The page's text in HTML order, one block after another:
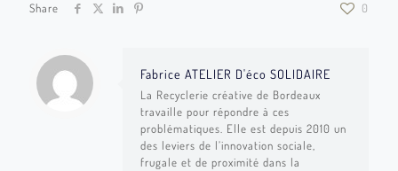
Share 0
Fabrice ATELIER D'éco SOLIDAIRE
La Recyclerie créative de Bordeaux
travaille pour répondre à ces
problématiques. Elle est depuis 2010 un
des leviers de l’innovation sociale,
frugale et de proximité dans la